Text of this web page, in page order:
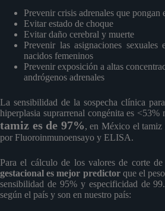
Prevenir crisis adrenales que pongan
Evitar estado de choque
Evitar daño cerebral y muerte
Prevenir las asignaciones sexuales
nacidos femeninos
Prevenir exposición a altas
andrógenos adrenales
La sensibilidad de la sospecha clínica
hiperplasia suprarrenal congénita es <53%
tamiz es de 97%, en México el tamiz
por Fluoroinmunoensayo y ELISA.
Para el cálculo de los valores de corte de
gestacional es mejor predictorque el
sensibilidad de 95% y especificidad de
según el país y son en nuestro país: